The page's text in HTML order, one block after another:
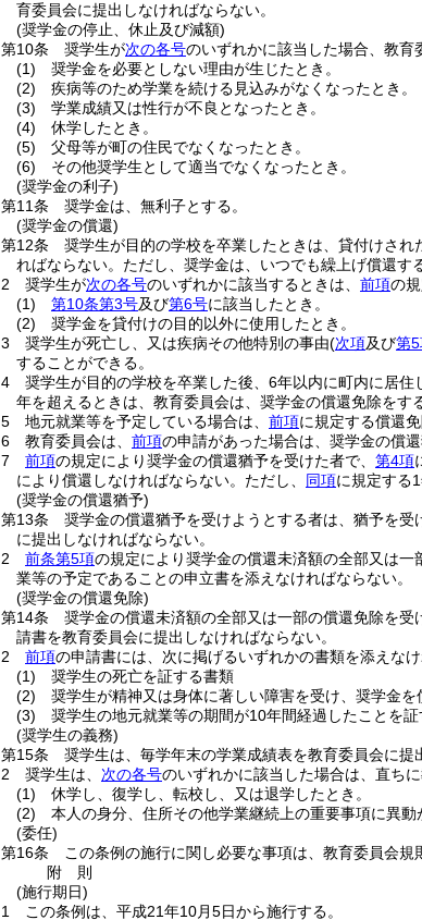
育委員会に提出しなければならない。
(奨学金の停止、休止及び減額)
第10条
奨学生が次の各号のいずれかに該当した場合、教育
(1)
奨学金を必要としない理由が生じたとき。
(2)
疾病等のため学業を続ける見込みがなくなったとき。
(3)
学業成績又は性行が不良となったとき。
(4)
休学したとき。
(5)
父母等が町の住民でなくなったとき。
(6)
その他奨学生として適当でなくなったとき。
(奨学金の利子)
第11条
奨学金は、無利子とする。
(奨学金の償還)
第12条
奨学生が目的の学校を卒業したときは、貸付けされ
ればならない。 ただし、奨学金は、いつでも繰上げ償還す
2
奨学生が次の各号のいずれかに該当するときは、 前項の
(1)
第10条第3号及び第6号に該当したとき。
(2)
奨学金を貸付けの目的以外に使用したとき。
3
奨学生が死亡し、又は疾病その他特別の事由(次項及び第
することができる。
4
奨学生が目的の学校を卒業した後、6年以内に町内に居
年を超えるときは、教育委員会は、奨学金の償還免除をす
5
地元就業等を予定している場合は、 前項に規定する償還
6
教育委員会は、 前項の申請があった場合は、奨学金の償
7
前項の規定により奨学金の償還猶予を受けた者で、 第4項
により償還しなければならない。 ただし、 同項に規定する
(奨学金の償還猶予)
第13条
奨学金の償還猶予を受けようとする者は、猶予を
に提出しなければならない。
2
前条第5項の規定により奨学金の償還未済額の全部又は一
業等の予定であることの申立書を添えなければならない。
(奨学金の償還免除)
第14条
奨学金の償還未済額の全部又は一部の償還免除を
請書を教育委員会に提出しなければならない。
2
前項の申請書には、次に掲げるいずれかの書類を添えなけ
(1)
奨学生の死亡を証する書類
(2)
奨学生が精神又は身体に著しい障害を受け、奨学金
(3)
奨学生の地元就業等の期間が10年間経過したことを
(奨学生の義務)
第15条
奨学生は、毎学年末の学業成績表を教育委員会に提
2
奨学生は、 次の各号のいずれかに該当した場合は、直ち
(1)
休学し、復学し、転校し、又は退学したとき。
(2)
本人の身分、住所その他学業継続上の重要事項に異動
(委任)
第16条
この条例の施行に関し必要な事項は、教育委員会規
附 則
(施行期日)
1
この条例は、平成21年10月5日から施行する。